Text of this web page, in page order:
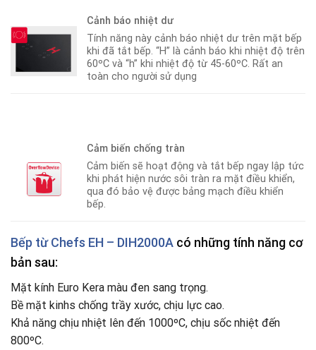
Cảnh báo nhiệt dư
Tính năng này cảnh báo nhiệt dư trên mặt bếp
khi đã tắt bếp. “H” là cảnh báo khi nhiệt độ trên
60ºC và “h” khi nhiệt độ từ 45-60ºC. Rất an
toàn cho người sử dụng
Cảm biến chống tràn
Cảm biến sẽ hoạt động và tắt bếp ngay lập tức
khi phát hiện nước sôi tràn ra mặt điều khiển,
qua đó bảo vệ được bảng mạch điều khiển
bếp.
Bếp từ Chefs EH – DIH2000A có những tính năng cơ
bản sau:
Mặt kính Euro Kera màu đen sang trọng.
Bề mặt kinhs chống trầy xước, chịu lực cao.
Khả năng chịu nhiệt lên đến 1000ºC, chịu sốc nhiệt đến
800ºC.